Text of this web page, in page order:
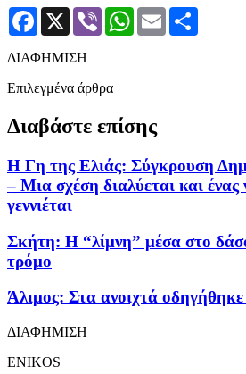
Facebook
X Viber WhatsApp
Email
ΔΙΑΦΗΜΙΣΗ
Επιλεγμένα άρθρα
Διαβάστε επίσης
Η Γη της Ελιάς: Σύγκρουση
– Μια σχέση διαλύεται και ένας
γεννιέται
Σκήτη: Η “λίμνη” μέσα στο
τρόμο
Άλιμος: Στα ανοιχτά
ΔΙΑΦΗΜΙΣΗ
ENIKOS